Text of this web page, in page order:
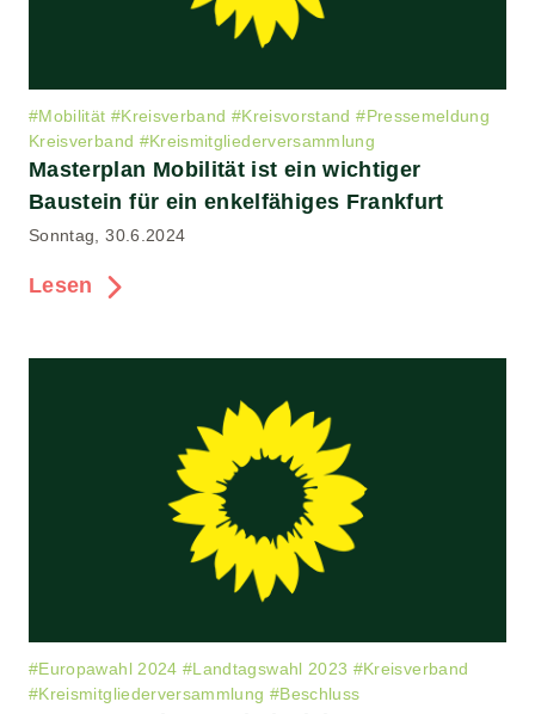
#Mobilität #Kreisverband #Kreisvorstand #Pressemeldung
Kreisverband #Kreismitgliederversammlung
Masterplan Mobilität ist ein wichtiger
Baustein für ein enkelfähiges Frankfurt
Sonntag, 30.6.2024
Lesen
#Europawahl 2024 #Landtagswahl 2023 #Kreisverband
#Kreismitgliederversammlung #Beschluss